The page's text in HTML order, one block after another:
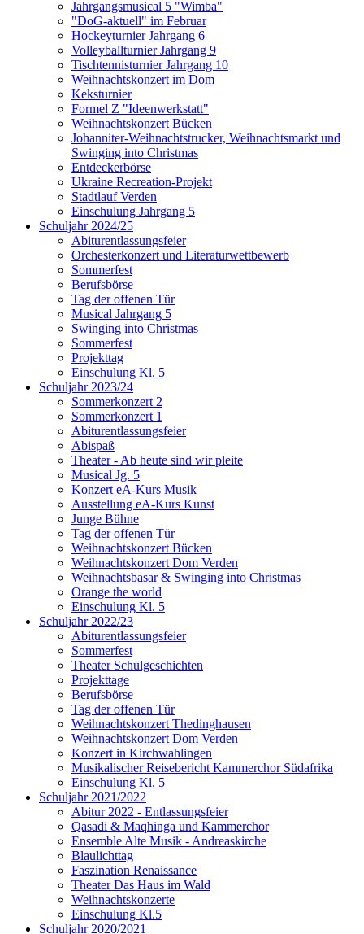
Jahrgangsmusical 5 "Wimba"
"DoG-aktuell" im Februar
Hockeyturnier Jahrgang 6
Volleyballturnier Jahrgang 9
Tischtennisturnier Jahrgang 10
Weihnachtskonzert im Dom
Keksturnier
Formel Z "Ideenwerkstatt"
Weihnachtskonzert Bücken
Johanniter-Weihnachtstrucker, Weihnachtsmarkt und
Swinging into Christmas
Entdeckerbörse
Ukraine Recreation-Projekt
Stadtlauf Verden
Einschulung Jahrgang 5
Schuljahr 2024/25
Abiturentlassungsfeier
Orchesterkonzert und Literaturwettbewerb
Sommerfest
Berufsbörse
Tag der offenen Tür
Musical Jahrgang 5
Swinging into Christmas
Sommerfest
Projekttag
Einschulung Kl. 5
Schuljahr 2023/24
Sommerkonzert 2
Sommerkonzert 1
Abiturentlassungsfeier
Abispaß
Theater - Ab heute sind wir pleite
Musical Jg. 5
Konzert eA-Kurs Musik
Ausstellung eA-Kurs Kunst
Junge Bühne
Tag der offenen Tür
Weihnachtskonzert Bücken
Weihnachtskonzert Dom Verden
Weihnachtsbasar & Swinging into Christmas
Orange the world
Einschulung Kl. 5
Schuljahr 2022/23
Abiturentlassungsfeier
Sommerfest
Theater Schulgeschichten
Projekttage
Berufsbörse
Tag der offenen Tür
Weihnachtskonzert Thedinghausen
Weihnachtskonzert Dom Verden
Konzert in Kirchwahlingen
Musikalischer Reisebericht Kammerchor Südafrika
Einschulung Kl. 5
Schuljahr 2021/2022
Abitur 2022 - Entlassungsfeier
Qasadi & Maqhinga und Kammerchor
Ensemble Alte Musik - Andreaskirche
Blaulichttag
Faszination Renaissance
Theater Das Haus im Wald
Weihnachtskonzerte
Einschulung Kl.5
Schuljahr 2020/2021